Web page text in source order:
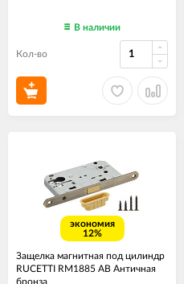
В наличии
Кол-во
экономия
12%
Защелка магнитная под цилиндр
RUCETTI RM1885 AB Античная
бронза